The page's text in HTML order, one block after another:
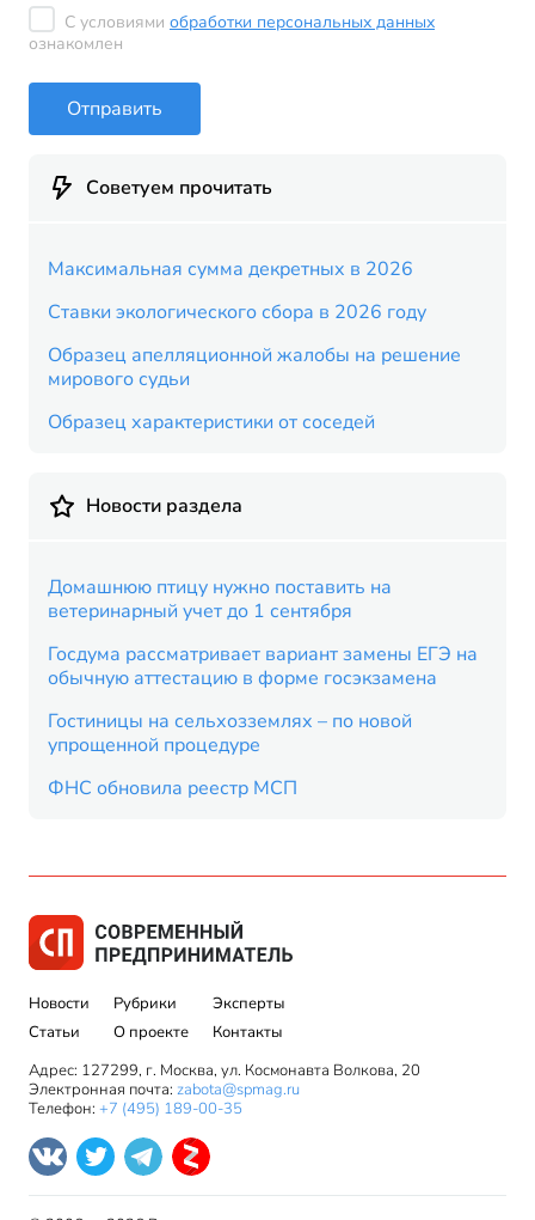
С условиями обработки персональных данных
ознакомлен
Отправить
Советуем прочитать
Максимальная сумма декретных в 2026
Ставки экологического сбора в 2026 году
Образец апелляционной жалобы на решение
мирового судьи
Образец характеристики от соседей
Новости раздела
Домашнюю птицу нужно поставить на
ветеринарный учет до 1 сентября
Госдума рассматривает вариант замены ЕГЭ на
обычную аттестацию в форме госэкзамена
Гостиницы на сельхозземлях – по новой
упрощенной процедуре
ФНС обновила реестр МСП
Новости
Статьи
Рубрики
О проекте
Эксперты
Контакты
Адрес: 127299, г. Москва, ул. Космонавта Волкова, 20
Электронная почта: zabota@spmag.ru
Телефон: +7 (495) 189-00-35